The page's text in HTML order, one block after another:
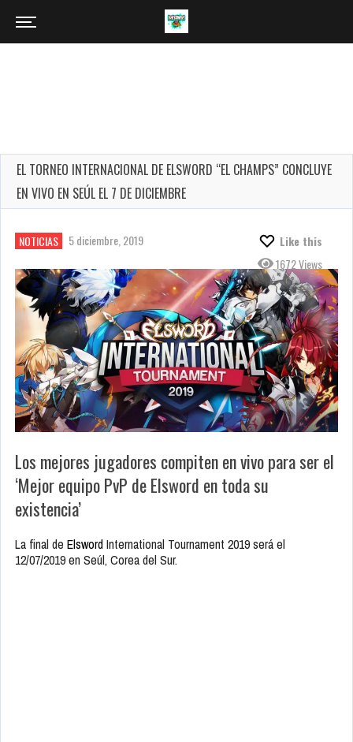
EL TORNEO INTERNACIONAL DE ELSWORD “EL CHAMPS” CONCLUYE
EN VIVO EN SEÚL EL 7 DE DICIEMBRE
NOTICIAS 5 diciembre, 2019
Like this
1672 Views
Los mejores jugadores compiten en vivo para ser el
‘Mejor equipo PvP de Elsword en toda su
existencia’
La final de ElswordInternational Tournament 2019 será el
12/07/2019 en Seúl, Corea del Sur.